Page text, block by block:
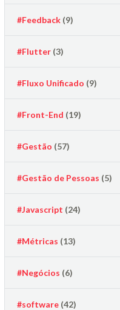
#Feedback (9)
#Flutter (3)
#Fluxo Unificado (9)
#Front-End (19)
#Gestão (57)
#Gestão de Pessoas (5)
#Javascript (24)
#Métricas (13)
#Negócios (6)
#software (42)